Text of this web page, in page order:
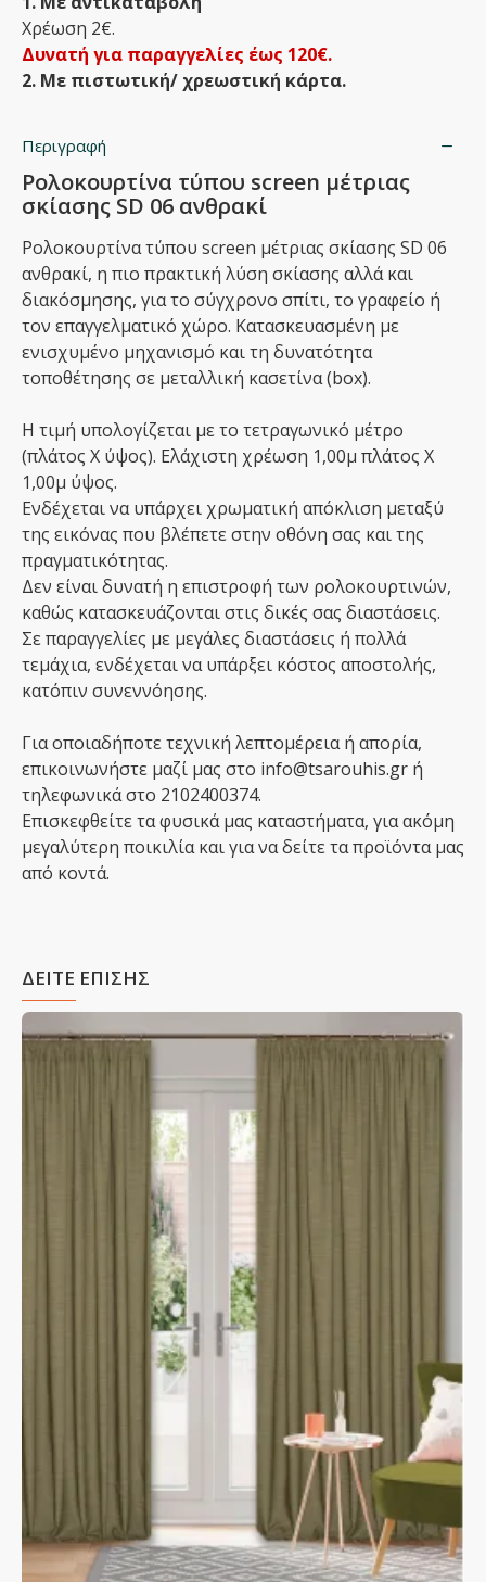
Χρέωση 2€.
Δυνατή για παραγγελίες έως 120€.
2. Με πιστωτική/ χρεωστική κάρτα.
Περιγραφή
Ρολοκουρτίνα τύπου screen μέτριας
σκίασης SD 06 ανθρακί
Ρολοκουρτίνα τύπου screen μέτριας σκίασης SD 06
ανθρακί, η πιο πρακτική λύση σκίασης αλλά και
διακόσμησης, για το σύγχρονο σπίτι, το γραφείο ή
τον επαγγελματικό χώρο. Κατασκευασμένη με
ενισχυμένο μηχανισμό και τη δυνατότητα
τοποθέτησης σε μεταλλική κασετίνα (box).
Η τιμή υπολογίζεται με το τετραγωνικό μέτρο
(πλάτος Χ ύψος). Ελάχιστη χρέωση 1,00μ πλάτος Χ
1,00μ ύψος.
Ενδέχεται να υπάρχει χρωματική απόκλιση μεταξύ
της εικόνας που βλέπετε στην οθόνη σας και της
πραγματικότητας.
Δεν είναι δυνατή η επιστροφή των ρολοκουρτινών,
καθώς κατασκευάζονται στις δικές σας διαστάσεις.
Σε παραγγελίες με μεγάλες διαστάσεις ή πολλά
τεμάχια, ενδέχεται να υπάρξει κόστος αποστολής,
κατόπιν συνεννόησης.
Για οποιαδήποτε τεχνική λεπτομέρεια ή απορία,
επικοινωνήστε μαζί μας στο info@tsarouhis.gr ή
τηλεφωνικά στο 2102400374.
Επισκεφθείτε τα φυσικά μας καταστήματα, για ακόμη
μεγαλύτερη ποικιλία και για να δείτε τα προϊόντα μας
από κοντά.
ΔΕΙΤΕ ΕΠΙΣΗΣ